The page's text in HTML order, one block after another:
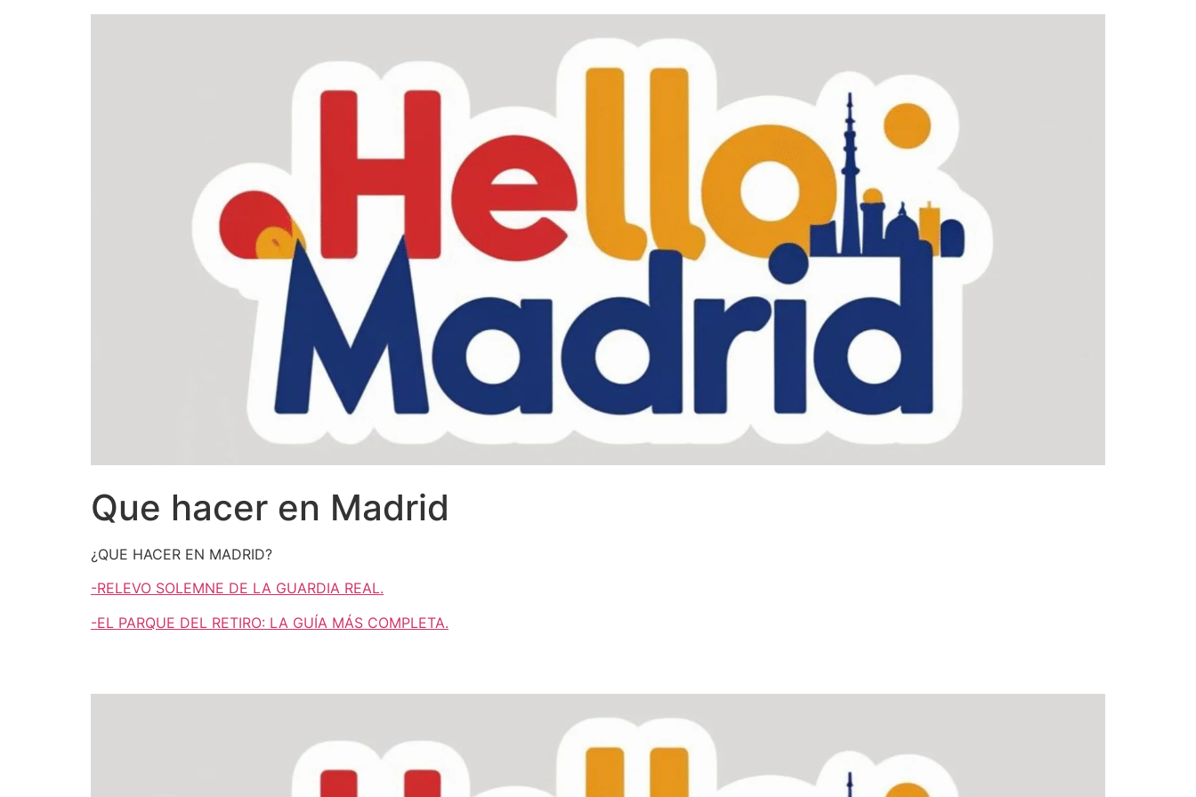
Que hacer en Madrid
¿QUE HACER EN MADRID?
-RELEVO SOLEMNE DE LA GUARDIA REAL.
-EL PARQUE DEL RETIRO: LA GUÍA MÁS COMPLETA.